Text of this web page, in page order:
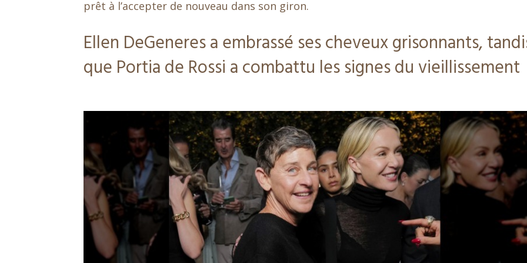
prêt à l’accepter de nouveau dans son giron.
Ellen DeGeneres a embrassé ses cheveux grisonnants,
que Portia de Rossi a combattu les signes du vieillissement